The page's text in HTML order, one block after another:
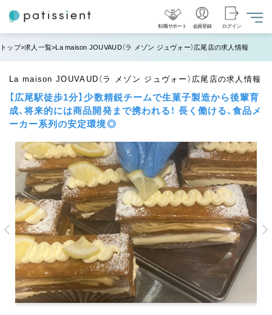
転職サポート 会員登録 ログイン
トップ 求人一覧 La maison JOUVAUD（ラ メゾン ジュヴォー）広尾店の求人情報
La maison JOUVAUD（ラ メゾン ジュヴォー）広尾店の求人情報
【広尾駅徒歩1分】少数精鋭チームで生菓子製造から後輩育
成、将来的には商品開発まで携われる！ 長く働ける、食品メ
ーカー系列の安定環境◎